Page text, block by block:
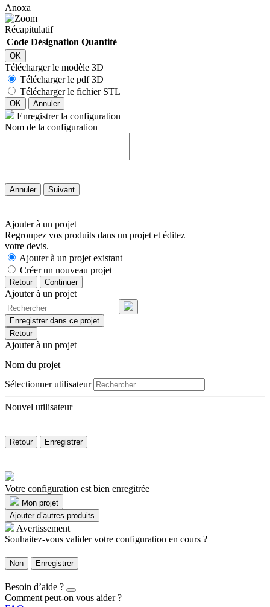
Anoxa
Récapitulatif
Code Désignation Quantité
OK
Télécharger le modèle 3D
Télécharger le pdf 3D
Télécharger le fichier STL
OK Annuler
Enregistrer la configuration
Nom de la configuration
Annuler Suivant
Ajouter à un projet
Regroupez vos produits dans un projet et éditez
votre devis.
Ajouter à un projet existant
Créer un nouveau projet
Retour Continuer
Ajouter à un projet
Enregistrer dans ce projet
Retour
Ajouter à un projet
Nom du projet
Sélectionner utilisateur
Nouvel utilisateur
Retour Enregistrer
Votre configuration est bien enregitrée
Mon projet
Ajouter d’autres produits
Avertissement
Souhaitez-vous valider votre configuration en cours ?
Non Enregistrer
Besoin d’aide ?
Comment peut-on vous aider ?